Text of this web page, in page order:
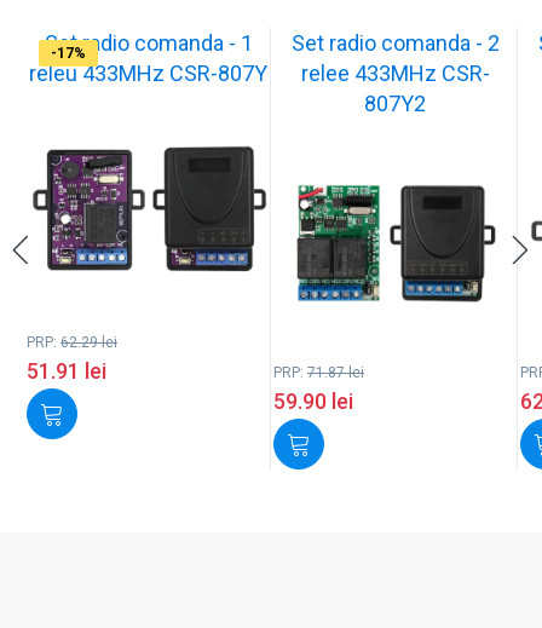
-17%
Set radio comanda - 1
releu 433MHz CSR-807Y
PRP: 62.29lei
51.91 lei
-17%
Set radio comanda - 2
relee 433MHz CSR-
807Y2
PRP: 71.87lei
59.90 lei
-17%
-17%